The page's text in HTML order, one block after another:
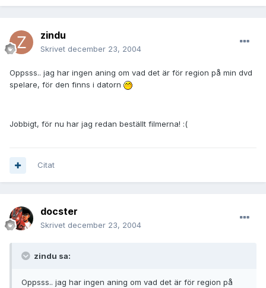
zindu
Skrivet december 23, 2004
Oppsss.. jag har ingen aning om vad det är för region på min dvd
spelare, för den finns i datorn
Jobbigt, för nu har jag redan beställt filmerna! :(
Citat
docster
Skrivet december 23, 2004
zindu sa:
Oppsss.. jag har ingen aning om vad det är för region på